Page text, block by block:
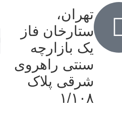
تهران،
ستارخان فاز
یک بازارچه
سنتی راهروی
شرقی پلاک
١/١٠٨